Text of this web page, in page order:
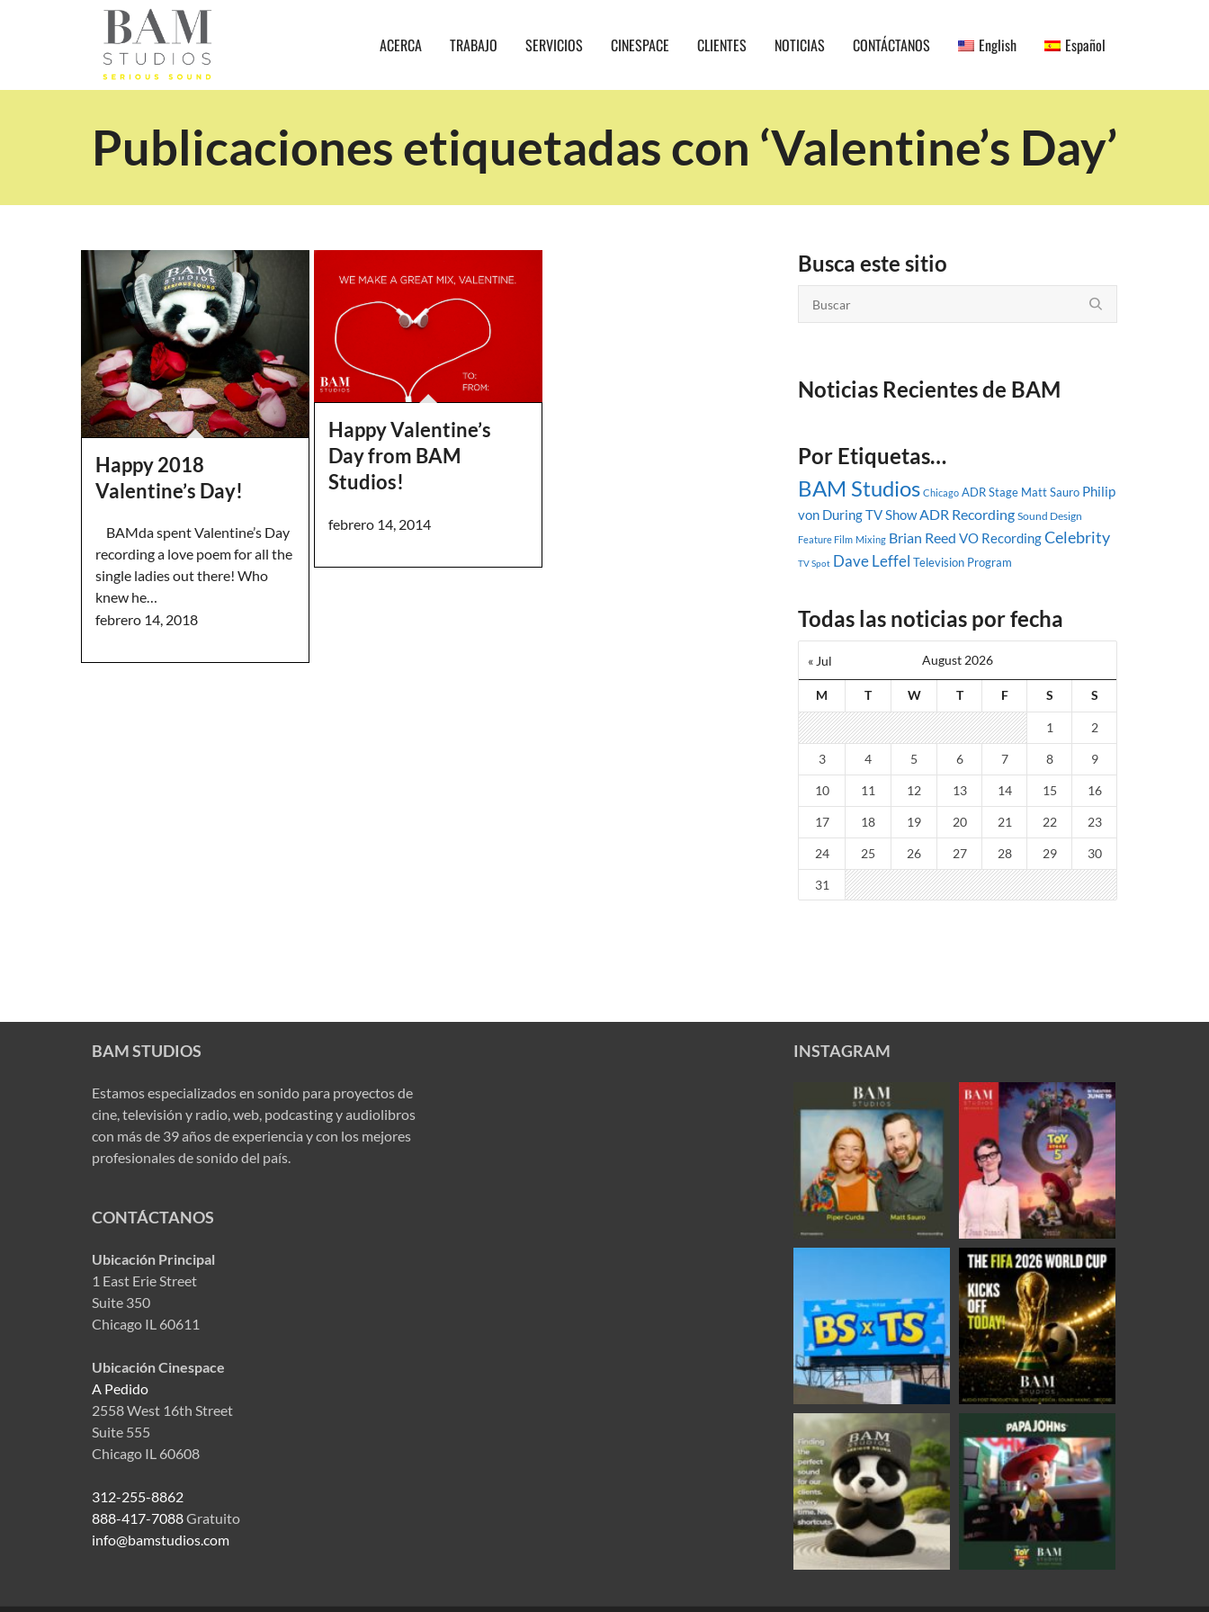
ACERCA TRABAJO SERVICIOS CINESPACE CLIENTES NOTICIAS CONTÁCTANOS English Español
Publicaciones etiquetadas con ‘Valentine’s Day’
Happy 2018
Valentine’s Day!
BAMda spent Valentine’s Day
recording a love poem for all the
single ladies out there! Who
knew he…
febrero 14, 2018
Happy Valentine’s
Day from BAM
Studios!
febrero 14, 2014
Busca este sitio
Noticias Recientes de BAM
Por Etiquetas…
BAM Studios Chicago ADR Stage Matt Sauro Philip
von DuringTV ShowADR Recording Sound Design
Feature Film Mixing Brian Reed VO RecordingCelebrity
TV Spot Dave Leffel Television Program
Todas las noticias por fecha
August 2026
M T W T F S S
« Jul
1 2
3 4 5 6 7 8 9
10 11 12 13 14 15 16
17 18 19 20 21 22 23
24 25 26 27 28 29 30
31
BAM STUDIOS
Estamos especializados en sonido para proyectos de
cine, televisión y radio, web, podcasting y audiolibros
con más de 39 años de experiencia y con los mejores
profesionales de sonido del país.
CONTÁCTANOS
Ubicación Principal
1 East Erie Street
Suite 350
Chicago IL 60611
Ubicación Cinespace
A Pedido
2558 West 16th Street
Suite 555
Chicago IL 60608
312-255-8862
888-417-7088Gratuito
info@bamstudios.com
INSTAGRAM